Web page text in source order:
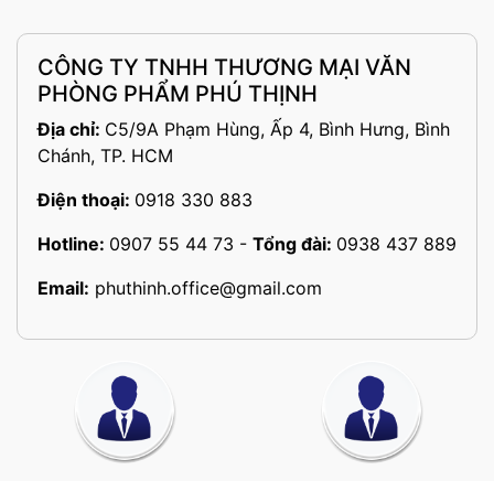
CÔNG TY TNHH THƯƠNG MẠI VĂN
PHÒNG PHẨM PHÚ THỊNH
Địa chỉ: C5/9A Phạm Hùng, Ấp 4, Bình Hưng, Bình
Chánh, TP. HCM
Điện thoại: 0918 330 883
Hotline: 0907 55 44 73 - Tổng đài: 0938 437 889
Email: phuthinh.office@gmail.com